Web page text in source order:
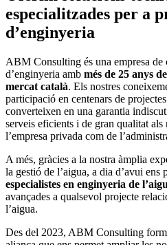
especialitzades per a
d’enginyeria
ABM Consulting és una empresa de
d’enginyeria amb més de 25 anys
mercat català. Els nostres
participació en centenars de
converteixen en una garantia
serveis eficients i de gran qualitat als
l’empresa privada com de
A més, gràcies a la nostra àmplia
la gestió de l’aigua, a dia d’avui ens
especialistes en enginyeria de
avançades a qualsevol projecte
l’aigua.
Des del 2023, ABM Consulting